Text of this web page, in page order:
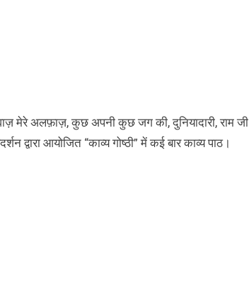
मेरे अलफ़ाज़, कुछ अपनी कुछ जग की, दुनियादारी, राम जी
द्वारा आयोजित “काव्य गोष्ठी” में कई बार काव्य पाठ।